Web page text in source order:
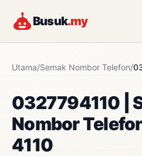
Busuk.my
Utama/Semak Nombor Telefon/
0327794110 |
Nombor
4110